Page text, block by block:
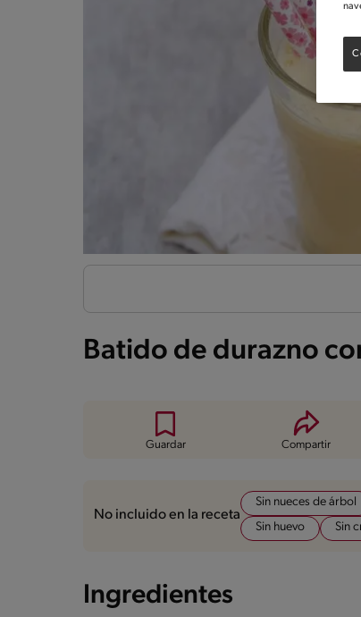
Batido de durazno
Guardar Compartir
No incluido en la receta
Sin nueces de árbol
Sin huevo
Sin
Ingredientes